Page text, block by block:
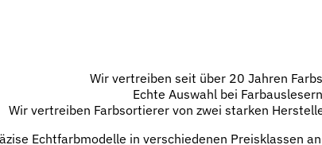
Wir vertreiben seit über 20 Jahren
Echte Auswahl bei
Wir vertreiben Farbsortierer von zwei starken
Echtfarbmodelle in verschiedenen Preisklassen